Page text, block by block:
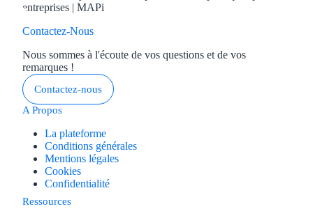
Contactez-Nous
Nous sommes à l'écoute de vos questions et de vos
remarques !
Contactez-nous
A Propos
La plateforme
Conditions générales
Mentions légales
Cookies
Confidentialité
Ressources